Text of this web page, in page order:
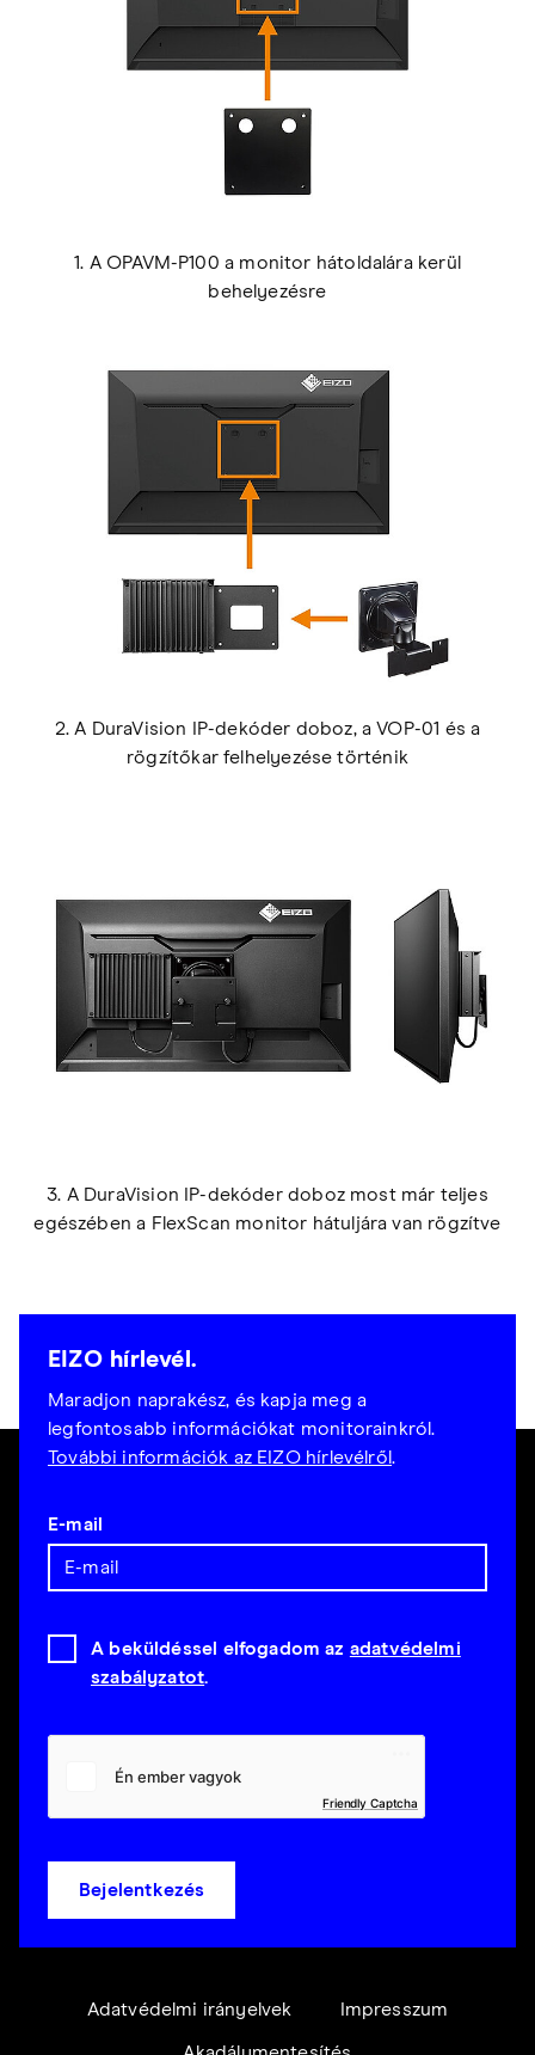
1. A OPAVM-P100 a monitor hátoldalára kerül
behelyezésre
2. A DuraVision IP-dekóder doboz, a VOP-01 és a
rögzítőkar felhelyezése történik
3. A DuraVision IP-dekóder doboz most már teljes
egészében a FlexScan monitor hátuljára van rögzítve
EIZO hírlevél.
Maradjon naprakész, és kapja meg a
legfontosabb információkat monitorainkról.
További információk az EIZO hírlevélről.
E-mail
A beküldéssel elfogadom az adatvédelmi
szabályzatot.
Friendly Captcha
Bejelentkezés
Adatvédelmi irányelvek Impresszum